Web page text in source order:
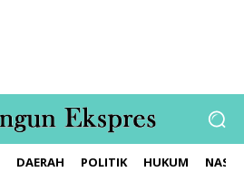
DAERAH POLITIK HUKUM